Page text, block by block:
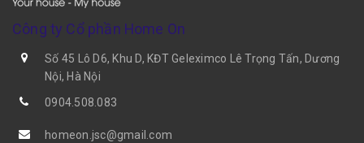
Công ty Cổ phần Home On
Số 45 Lô D6, Khu D, KĐT Geleximco Lê Trọng Tấn, Dương
Nội, Hà Nội
0904.508.083
homeon.jsc@gmail.com